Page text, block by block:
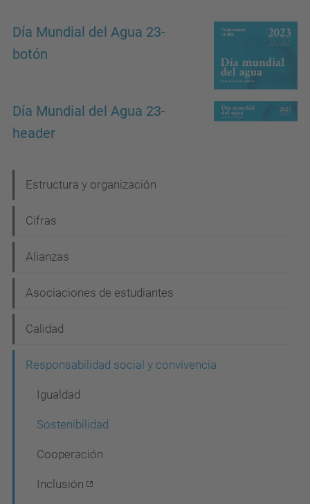
Día Mundial del Agua 23-
botón
Día Mundial del Agua 23-
header
a
v
g
a
i
Estructura y organización
Cifras
Alianzas
Asociaciones de estudiantes
Calidad
Responsabilidad social y convivencia
Igualdad
Sostenibilidad
Cooperación
Inclusión